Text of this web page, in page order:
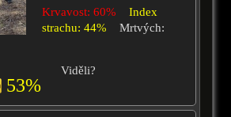
Krvavost: 60%
Index
strachu: 44%
Mrtvých:
53%
Viděli?